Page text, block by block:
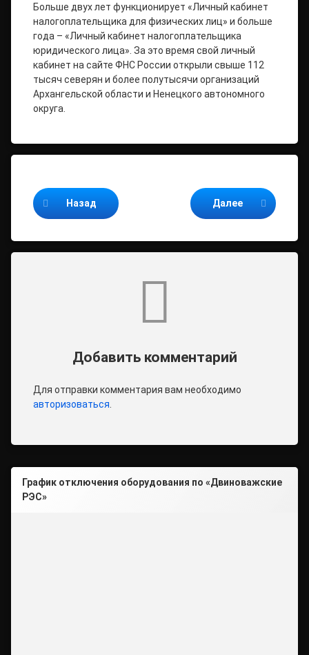
Больше двух лет функционирует «Личный кабинет
налогоплательщика для физических лиц» и больше
года – «Личный кабинет налогоплательщика
юридического лица». За это время свой личный
кабинет на сайте ФНС России открыли свыше 112
тысяч северян и более полутысячи организаций
Архангельской области и Ненецкого автономного
округа.
Назад Далее
Добавить комментарий
Для отправки комментария вам необходимо
авторизоваться
График отключения оборудования по «Двиноважские
РЭС»